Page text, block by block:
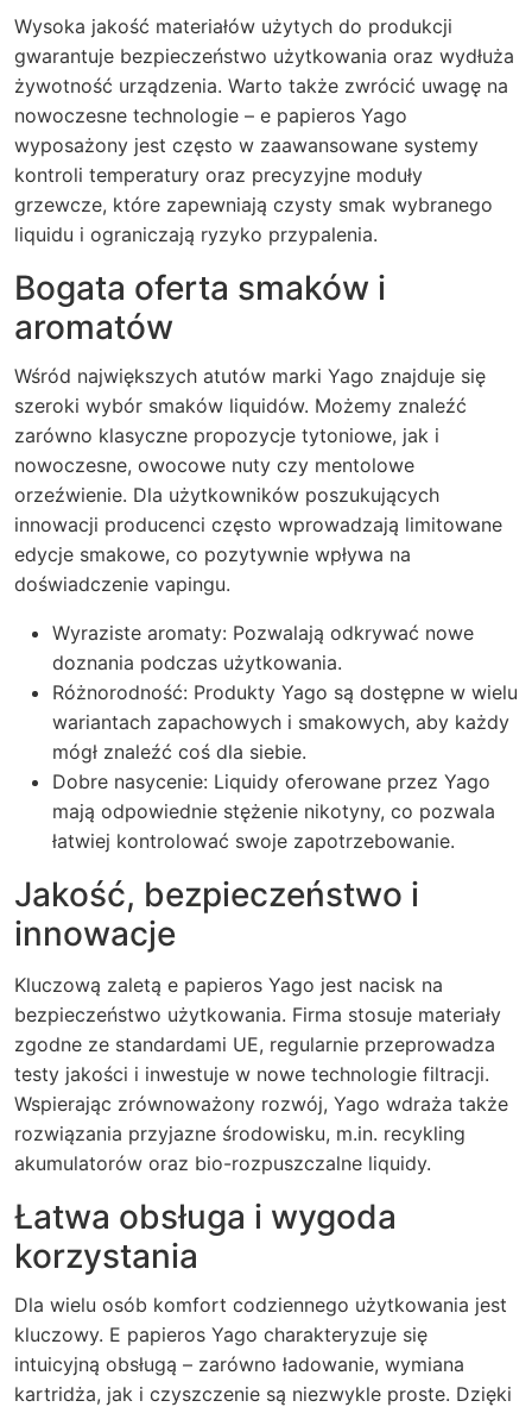
Wysoka jakość materiałów użytych do produkcji
gwarantuje bezpieczeństwo użytkowania oraz wydłuża
żywotność urządzenia. Warto także zwrócić uwagę na
nowoczesne technologie – e papieros Yago
wyposażony jest często w zaawansowane systemy
kontroli temperatury oraz precyzyjne moduły
grzewcze, które zapewniają czysty smak wybranego
liquidu i ograniczają ryzyko przypalenia.
Bogata oferta smaków i
aromatów
Wśród największych atutów marki Yago znajduje się
szeroki wybór smaków liquidów. Możemy znaleźć
zarówno klasyczne propozycje tytoniowe, jak i
nowoczesne, owocowe nuty czy mentolowe
orzeźwienie. Dla użytkowników poszukujących
innowacji producenci często wprowadzają limitowane
edycje smakowe, co pozytywnie wpływa na
doświadczenie vapingu.
Wyraziste aromaty: Pozwalają odkrywać nowe
doznania podczas użytkowania.
Różnorodność: Produkty Yago są dostępne w wielu
wariantach zapachowych i smakowych, aby każdy
mógł znaleźć coś dla siebie.
Dobre nasycenie: Liquidy oferowane przez Yago
mają odpowiednie stężenie nikotyny, co pozwala
łatwiej kontrolować swoje zapotrzebowanie.
Jakość, bezpieczeństwo i
innowacje
Kluczową zaletą e papieros Yago jest nacisk na
bezpieczeństwo użytkowania. Firma stosuje materiały
zgodne ze standardami UE, regularnie przeprowadza
testy jakości i inwestuje w nowe technologie filtracji.
Wspierając zrównoważony rozwój, Yago wdraża także
rozwiązania przyjazne środowisku, m.in. recykling
akumulatorów oraz bio-rozpuszczalne liquidy.
Łatwa obsługa i wygoda
korzystania
Dla wielu osób komfort codziennego użytkowania jest
kluczowy. E papieros Yago charakteryzuje się
intuicyjną obsługą – zarówno ładowanie, wymiana
kartridża, jak i czyszczenie są niezwykle proste. Dzięki